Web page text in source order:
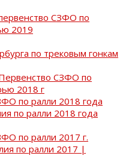
СЗФО по
2019
по трековым гонкам
СЗФО по
2018 г
по ралли 2018 года
по ралли 2018 года
по ралли 2017 г.
по ралли 2017 |